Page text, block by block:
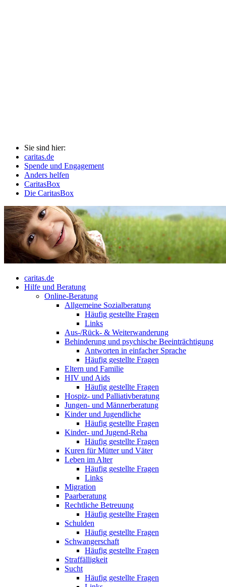
Sie sind hier:
caritas.de
Spende und Engagement
Anders helfen
CaritasBox
Die CaritasBox
caritas.de
Hilfe und Beratung
Online-Beratung
Allgemeine Sozialberatung
Häufig gestellte Fragen
Links
Aus-/Rück- & Weiterwanderung
Behinderung und psychische Beeinträchtigung
Antworten in einfacher Sprache
Häufig gestellte Fragen
Eltern und Familie
HIV und Aids
Häufig gestellte Fragen
Hospiz- und Palliativberatung
Jungen- und Männerberatung
Kinder und Jugendliche
Häufig gestellte Fragen
Kinder- und Jugend-Reha
Häufig gestellte Fragen
Kuren für Mütter und Väter
Leben im Alter
Häufig gestellte Fragen
Links
Migration
Paarberatung
Rechtliche Betreuung
Häufig gestellte Fragen
Schulden
Häufig gestellte Fragen
Schwangerschaft
Häufig gestellte Fragen
Straffälligkeit
Sucht
Häufig gestellte Fragen